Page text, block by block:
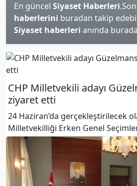
En güncel Siyaset Haberleri
haberlerini buradan takip
Siyaset haberleri anında
CHP Milletvekili adayı
ziyaret etti
24 Haziran’da gerçekleştirilecek
Milletvekilliği Erken Genel
çalışmalarına ara vermeden
Milletvekili Adayı Mehmet